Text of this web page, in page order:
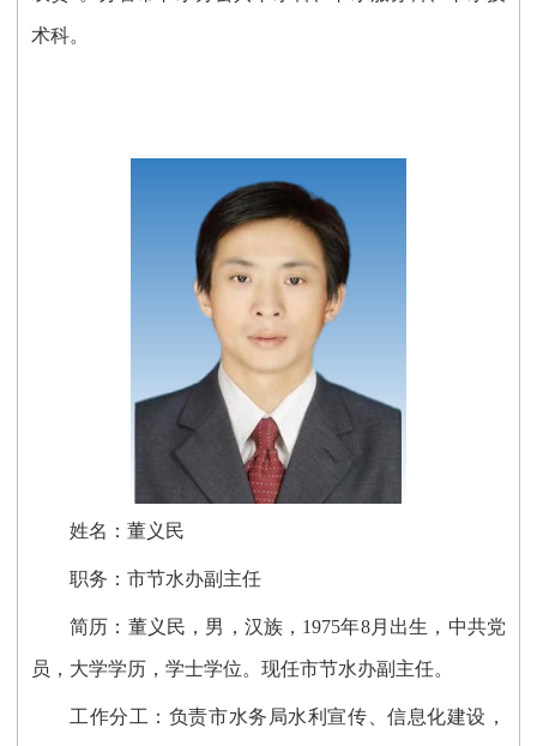
术科。
姓名：董义民
职务：市节水办副主任
简历： 董义民， 男，汉族，1975年8月出生，中共党
员，大学学历，学士学位。现任市节水办副主任。
工作分工： 负责市水务局水利宣传、信息化建设，